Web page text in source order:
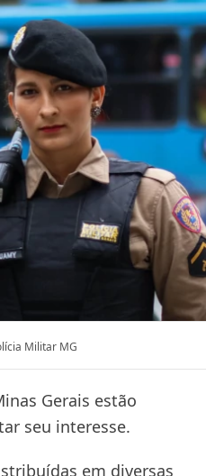
Militar MG
Gerais estão
seu interesse.
em diversas